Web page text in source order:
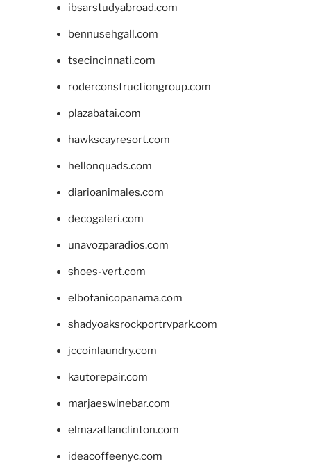
ibsarstudyabroad.com
bennusehgall.com
tsecincinnati.com
roderconstructiongroup.com
plazabatai.com
hawkscayresort.com
hellonquads.com
diarioanimales.com
decogaleri.com
unavozparadios.com
shoes-vert.com
elbotanicopanama.com
shadyoaksrockportrvpark.com
jccoinlaundry.com
kautorepair.com
marjaeswinebar.com
elmazatlanclinton.com
ideacoffeenyc.com